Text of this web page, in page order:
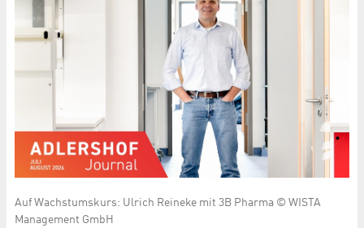
Auf Wachstumskurs: Ulrich Reineke mit 3B Pharma © WISTA
Management GmbH